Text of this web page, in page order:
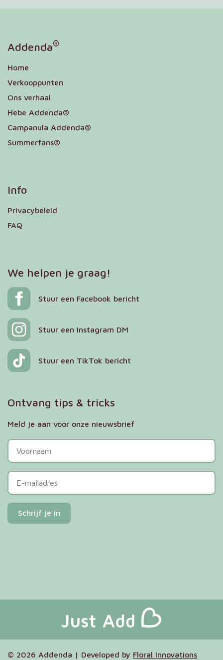
Addenda®
Home
Verkooppunten
Ons verhaal
Hebe Addenda®
Campanula Addenda®
Summerfans®
Info
Privacybeleid
FAQ
We helpen je graag!
Stuur een Facebook bericht
Stuur een Instagram DM
Stuur een TikTok bericht
Ontvang tips & tricks
Meld je aan voor onze nieuwsbrief
© 2026 Addenda | Developed by Floral Innovations